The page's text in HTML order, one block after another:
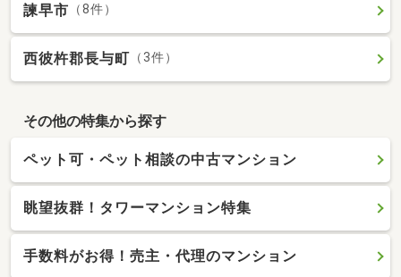
諫早市 （8件）
西彼杵郡長与町 （3件）
その他の特集から探す
ペット可・ペット相談の中古マンション
眺望抜群！タワーマンション特集
手数料がお得！売主・代理のマンション